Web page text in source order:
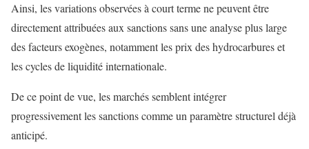
Ainsi, les variations observées à court terme ne peuvent être
directement attribuées aux sanctions sans une analyse plus large
des facteurs exogènes, notamment les prix des hydrocarbures et
les cycles de liquidité internationale.
De ce point de vue, les marchés semblent intégrer
progressivement les sanctions comme un paramètre structurel déjà
anticipé.